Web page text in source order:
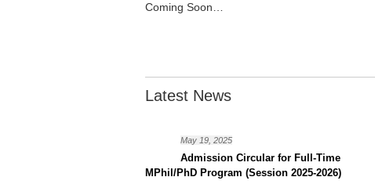
Coming Soon…
Latest News
May 19, 2025
Admission Circular for Full-Time
MPhil/PhD Program (Session 2025-2026)